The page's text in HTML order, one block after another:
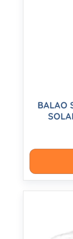
BALAO